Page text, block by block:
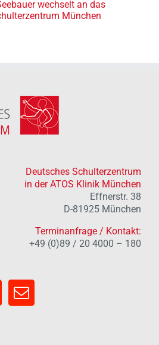
wechselt an das
München
Deutsches Schulterzentrum
in der ATOS Klinik München
Effnerstr. 38
D-81925 München
Terminanfrage / Kontakt:
+49 (0)89 / 20 4000 – 180